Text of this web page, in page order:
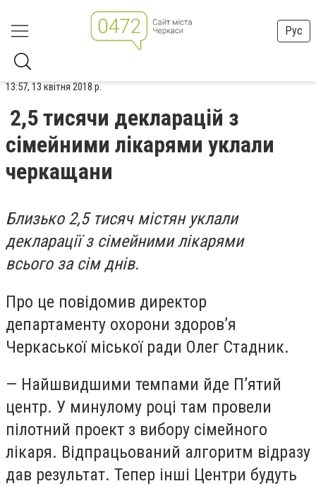
Рус
13:57, 13 квітня 2018 р.
2,5 тисячи декларацій з
сімейними лікарями уклали
черкащани
Близько 2,5 тисяч містян уклали
декларації з сімейними лікарями
всьогоза сім днів.
Про це повідомив директор
департаменту охорони здоров’я
Черкаської міської ради Олег Стадник.
— Найшвидшими темпами йде П’ятий
центр. У минулому році там провели
пілотний проект з вибору сімейного
лікаря. Відпрацьований алгоритм відразу
дав результат. Тепер інші Центри будуть